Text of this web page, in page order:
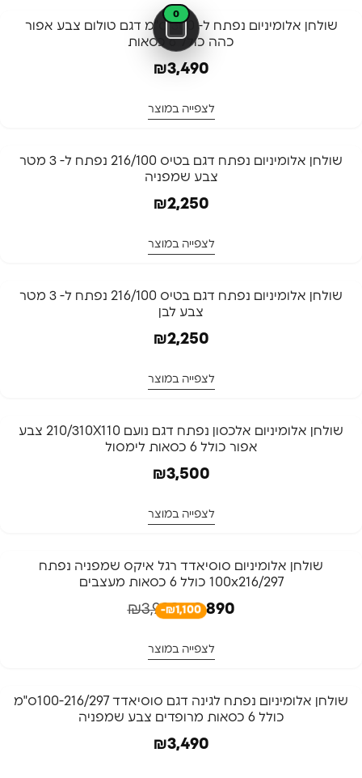
שולחן אלומיניום נפתח ל- 300 ס"מ דגם טולום צבע אפור
כהה כולל 6 כסאות
₪3,490
לצפייה במוצר
שולחן אלומיניום נפתח דגם בטיס 216/100 נפתח ל- 3 מטר
צבע שמפניה
₪2,250
לצפייה במוצר
שולחן אלומיניום נפתח דגם בטיס 216/100 נפתח ל- 3 מטר
צבע לבן
₪2,250
לצפייה במוצר
שולחן אלומיניום אלכסון נפתח דגם נועם 210/310X110 צבע
אפור כולל 6 כסאות לימסול
₪3,500
לצפייה במוצר
שולחן אלומיניום סוסיאדד רגל איקס שמפניה נפתח
100x216/297 כולל 6 כסאות מעצבים
₪3,990₪2,890
-₪1,100
לצפייה במוצר
שולחן אלומיניום נפתח לגינה דגם סוסיאדד 100-216/297ס"מ
כולל 6 כסאות מרופדים צבע שמפניה
₪3,490
0